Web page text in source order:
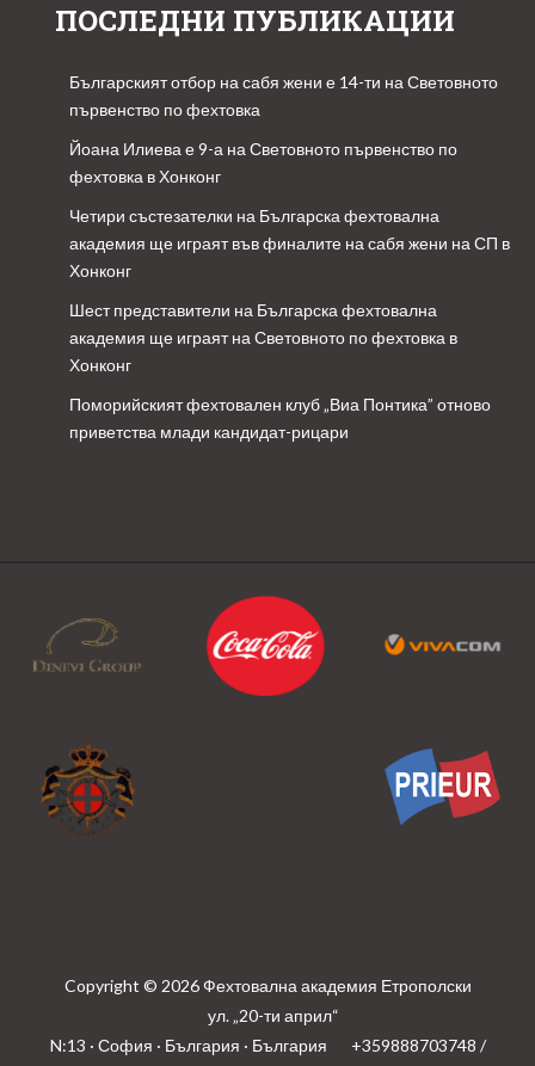
ПОСЛЕДНИ ПУБЛИКАЦИИ
Българският отбор на сабя жени е 14-ти на Световното
първенство по фехтовка
Йоана Илиева е 9-а на Световното първенство по
фехтовка в Хонконг
Четири състезателки на Българска фехтовална
академия ще играят във финалите на сабя жени на СП в
Хонконг
Шест представители на Българска фехтовална
академия ще играят на Световното по фехтовка в
Хонконг
Поморийският фехтовален клуб „Виа Понтика” отново
приветства млади кандидат-рицари
Copyright © 2026 Фехтовална академия Етрополски
ул. „20-ти април“
N:13 · София · България · България
+359888703748 /